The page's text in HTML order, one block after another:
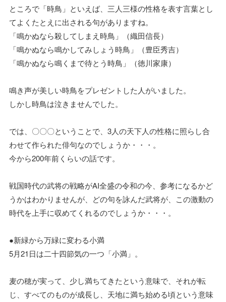
ところで「時鳥」といえば、三人三様の性格を表す言葉とし
てよくたとえに出される句がありますね。
「鳴かぬなら殺してしまえ時鳥」（織田信長）
「鳴かぬなら鳴かしてみしょう時鳥」（豊臣秀吉）
「鳴かぬなら鳴くまで待とう時鳥」（徳川家康）
鳴き声が美しい時鳥をプレゼントした人がいました。
しかし時鳥は泣きませんでした。
では、〇〇〇ということで、3人の天下人の性格に照らし合
わせて作られた俳句なのでしょうか・・・。
今から200年前くらいの話です。
戦国時代の武将の戦略がAI全盛の令和の今、参考になるかど
うかはわかりませんが、どの句を詠んだ武将が、この激動の
時代を上手に収めてくれるのでしょうか・・・。
●新緑から万緑に変わる小満
5月21日は二十四節気の一つ「小満」。
麦の穂が実って、少し満ちてきたという意味で、それが転
じ、すべてのものが成長し、天地に満ち始める頃という意味